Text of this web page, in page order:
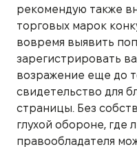
рекомендую также
торговых марок
вовремя выявить
зарегистрировать
возражение еще до
свидетельство для
страницы. Без
глухой обороне, где
правообладателя